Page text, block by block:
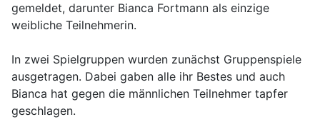
gemeldet, darunter Bianca Fortmann als einzige
weibliche Teilnehmerin.
In zwei Spielgruppen wurden zunächst Gruppenspiele
ausgetragen. Dabei gaben alle ihr Bestes und auch
Bianca hat gegen die männlichen Teilnehmer tapfer
geschlagen.